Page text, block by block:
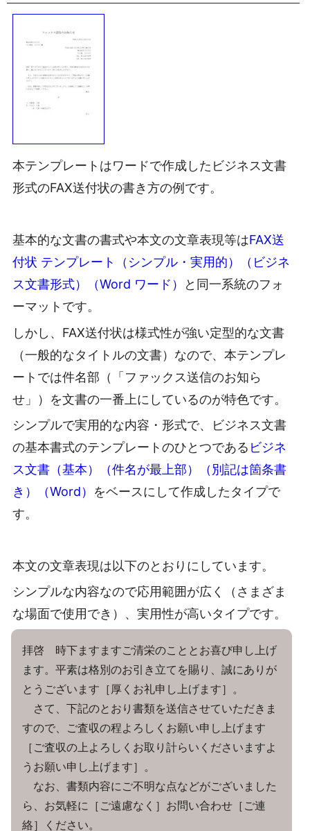
本テンプレートはワードで作成したビジネス文書
形式のFAX送付状の書き方の例です。
基本的な文書の書式や本文の文章表現等はFAX送
付状 テンプレート（シンプル・実用的）（ビジネ
ス文書形式）（Word ワード）
と同一系統のフォ
ーマットです。
しかし、FAX送付状は様式性が強い定型的な文書
（一般的なタイトルの文書）なので、本テンプレ
ートでは件名部（「ファックス送信のお知ら
せ」）を文書の一番上にしているのが特色です。
シンプルで実用的な内容・形式で、ビジネス文書
の基本書式のテンプレートのひとつである ビジネ
ス文書（基本）（件名が最上部）（別記は箇条書
き）（Word） をベースにして作成したタイプで
す。
本文の文章表現は以下のとおりにしています。
シンプルな内容なので応用範囲が広く（さまざま
な場面で使用でき）、実用性が高いタイプです。
拝啓 時下ますますご清栄のこととお喜び申し上げ
ます。平素は格別のお引き立てを賜り、誠にありが
とうございます［厚くお礼申し上げます］。
さて、下記のとおり書類を送信させていただきま
すので、ご査収の程よろしくお願い申し上げます
［ご査収の上よろしくお取り計らいくださいますよ
うお願い申し上げます］。
なお、書類内容にご不明な点などがございました
ら、お気軽に［ご遠慮なく］お問い合わせ［ご連
絡］ください。